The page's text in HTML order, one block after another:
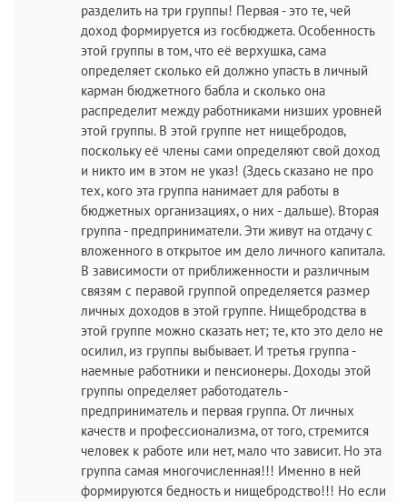
разделить на три группы! Первая - это те, чей
доход формируется из госбюджета. Особенность
этой группы в том, что её верхушка, сама
определяет сколько ей должно упасть в личный
карман бюджетного бабла и сколько она
распределит между работниками низших уровней
этой группы. В этой группе нет нищебродов,
поскольку её члены сами определяют свой доход
и никто им в этом не указ! (Здесь сказано не про
тех, кого эта группа нанимает для работы в
бюджетных организациях, о них - дальше). Вторая
группа - предприниматели. Эти живут на отдачу с
вложенного в открытое им дело личного капитала.
В зависимости от приближенности и различным
связям с перавой группой определяется размер
личных доходов в этой группе. Нищебродства в
этой группе можно сказать нет; те, кто это дело не
осилил, из группы выбывает. И третья группа -
наемные работники и пенсионеры. Доходы этой
группы определяет работодатель -
предприниматель и первая группа. От личных
качеств и профессионализма, от того, стремится
человек к работе или нет, мало что зависит. Но эта
группа самая многочисленная!!! Именно в ней
формируются бедность и нищебродство!!! Но если